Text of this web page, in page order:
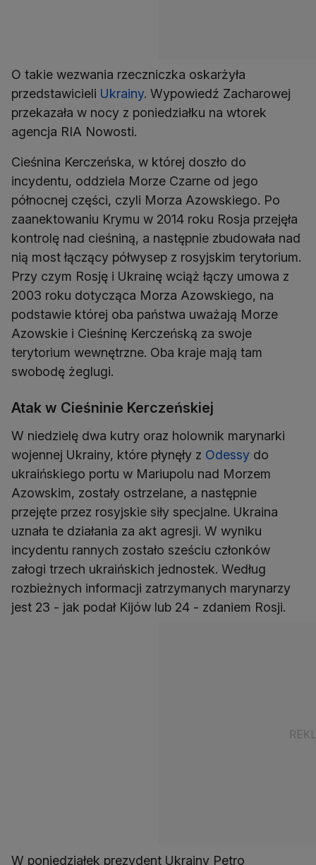
O takie wezwania rzeczniczka oskarżyła
przedstawicieli Ukrainy. Wypowiedź Zacharowej
przekazała w nocy z poniedziałku na wtorek
agencja RIA Nowosti.
Cieśnina Kerczeńska, w której doszło do
incydentu, oddziela Morze Czarne od jego
północnej części, czyli Morza Azowskiego. Po
zaanektowaniu Krymu w 2014 roku Rosja przejęła
kontrolę nad cieśniną, a następnie zbudowała nad
nią most łączący półwysep z rosyjskim terytorium.
Przy czym Rosję i Ukrainę wciąż łączy umowa z
2003 roku dotycząca Morza Azowskiego, na
podstawie której oba państwa uważają Morze
Azowskie i Cieśninę Kerczeńską za swoje
terytorium wewnętrzne. Oba kraje mają tam
swobodę żeglugi.
Atak w Cieśninie Kerczeńskiej
W niedzielę dwa kutry oraz holownik marynarki
wojennej Ukrainy, które płynęły z Odessy do
ukraińskiego portu w Mariupolu nad Morzem
Azowskim, zostały ostrzelane, a następnie
przejęte przez rosyjskie siły specjalne. Ukraina
uznała te działania za akt agresji. W wyniku
incydentu rannych zostało sześciu członków
załogi trzech ukraińskich jednostek. Według
rozbieżnych informacji zatrzymanych marynarzy
jest 23 - jak podał Kijów lub 24 - zdaniem Rosji.
W poniedziałek prezydent Ukrainy Petro